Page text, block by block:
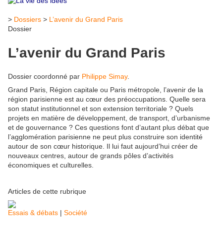
> Dossiers > L’avenir du Grand Paris
Dossier
L’avenir du Grand Paris
Dossier coordonné par Philippe Simay.
Grand Paris, Région capitale ou Paris métropole, l’avenir de la
région parisienne est au cœur des préoccupations. Quelle sera
son statut institutionnel et son extension territoriale ? Quels
projets en matière de développement, de transport, d’urbanisme
et de gouvernance ? Ces questions font d’autant plus débat que
l’agglomération parisienne ne peut plus construire son identité
autour de son cœur historique. Il lui faut aujourd’hui créer de
nouveaux centres, autour de grands pôles d’activités
économiques et culturelles.
Articles de cette rubrique
Essais & débats | Société